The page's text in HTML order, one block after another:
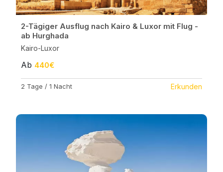
2-Tägiger Ausflug nach Kairo & Luxor mit Flug -
ab Hurghada
Kairo-Luxor
Ab 440€
2 Tage / 1 Nacht Erkunden